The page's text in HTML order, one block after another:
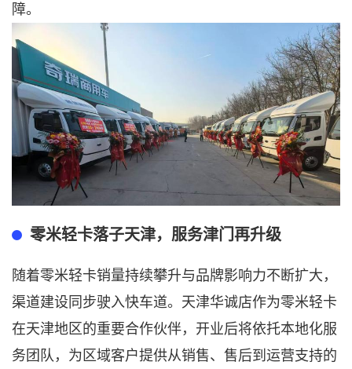
障。
零米轻卡落子天津，服务津门再升级
随着零米轻卡销量持续攀升与品牌影响力不断扩大，
渠道建设同步驶入快车道。天津华诚店作为零米轻卡
在天津地区的重要合作伙伴，开业后将依托本地化服
务团队，为区域客户提供从销售、售后到运营支持的